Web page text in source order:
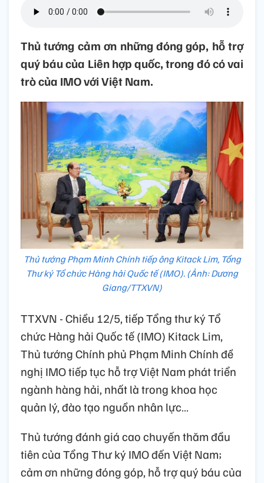
Thủ tướng cảm ơn những đóng góp, hỗ trợ
quý báu của Liên hợp quốc, trong đó có vai
trò của IMO với Việt Nam.
Thủ tướng Phạm Minh Chính tiếp ông Kitack Lim, Tổng
Thư ký Tổ chức Hàng hải Quốc tế (IMO). (Ảnh: Dương
Giang/TTXVN)
TTXVN - Chiều 12/5, tiếp Tổng thư ký Tổ
chức Hàng hải Quốc tế (IMO) Kitack Lim,
Thủ tướng Chính phủ Phạm Minh Chính đề
nghị IMO tiếp tục hỗ trợ Việt Nam phát triển
ngành hàng hải, nhất là trong khoa học
quản lý, đào tạo nguồn nhân lực…
Thủ tướng đánh giá cao chuyến thăm đầu
tiên của Tổng Thư ký IMO đến Việt Nam;
cảm ơn những đóng góp, hỗ trợ quý báu của